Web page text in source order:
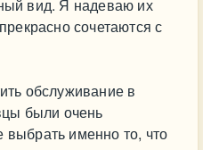
вид. Я надеваю их
сочетаются с
обслуживание в
были очень
именно то, что